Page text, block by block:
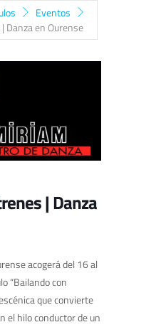
Eventos
Danza en Ourense
| Danza
acogerá del 16 al
“Bailando con
que convierte
el hilo conductor de un